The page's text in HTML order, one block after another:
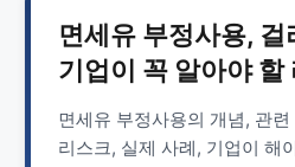
면세유 부정사용,
기업이 꼭 알아야
면세유 부정사용의 개념, 관
리스크, 실제 사례, 기업이 해